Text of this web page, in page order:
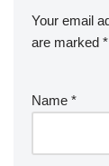
Your email
are marked *
Name *